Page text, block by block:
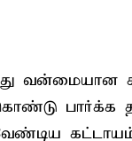
வன்மையான
பார்க்க
கட்டாயம்